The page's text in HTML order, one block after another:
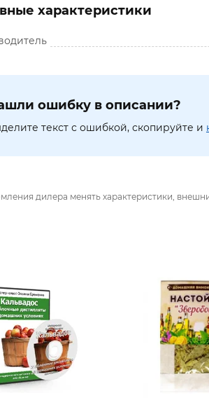
характеристики
ошибку в описании?
текст с ошибкой, скопируйте и
дилера менять характеристики,